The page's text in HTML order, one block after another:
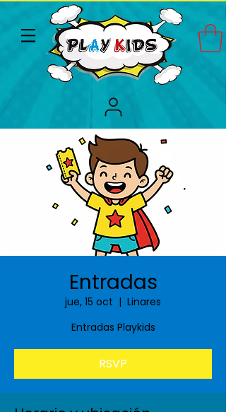
Entradas
jue, 15 oct
  |
Linares
Entradas Playkids
RSVP